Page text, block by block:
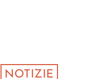
NOTIZIE